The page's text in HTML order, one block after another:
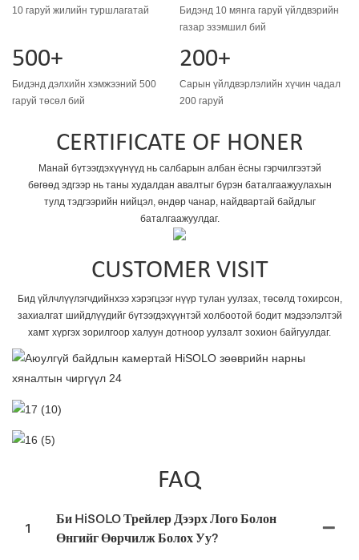
10 гаруй жилийн туршлагатай
Бидэнд 10 мянга гаруй үйлдвэрийн
газар эзэмшил бий
500+
Бидэнд дэлхийн хэмжээний 500
гаруй төсөл бий
200+
Сарын үйлдвэрлэлийн хүчин чадал
200 гаруй
CERTIFICATE OF HONER
Манай бүтээгдэхүүнүүд нь салбарын албан ёсны гэрчилгээтэй
бөгөөд эдгээр нь таны худалдан авалтыг бүрэн баталгаажуулахын
тулд тэдгээрийн нийцэл, өндөр чанар, найдвартай байдлыг
баталгаажуулдаг.
CUSTOMER VISIT
Бид үйлчлүүлэгчдийнхээ хэрэгцээг нүүр тулан уулзах, төсөлд тохирсон,
захиалгат шийдлүүдийг бүтээгдэхүүнтэй холбоотой бодит мэдээлэлтэй
хамт хүргэх зорилгоор халуун дотноор уулзалт зохион байгуулдаг.
FAQ
1
Би HiSOLO Трейлер Дээрх Лого Болон
Өнгийг Өөрчилж Болох Уу?